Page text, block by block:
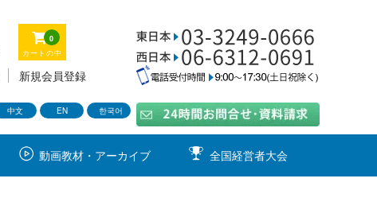
カートの中
0
新規会員登録
中文 EN 한국어
動画教材・アーカイブ 全国経営者大会